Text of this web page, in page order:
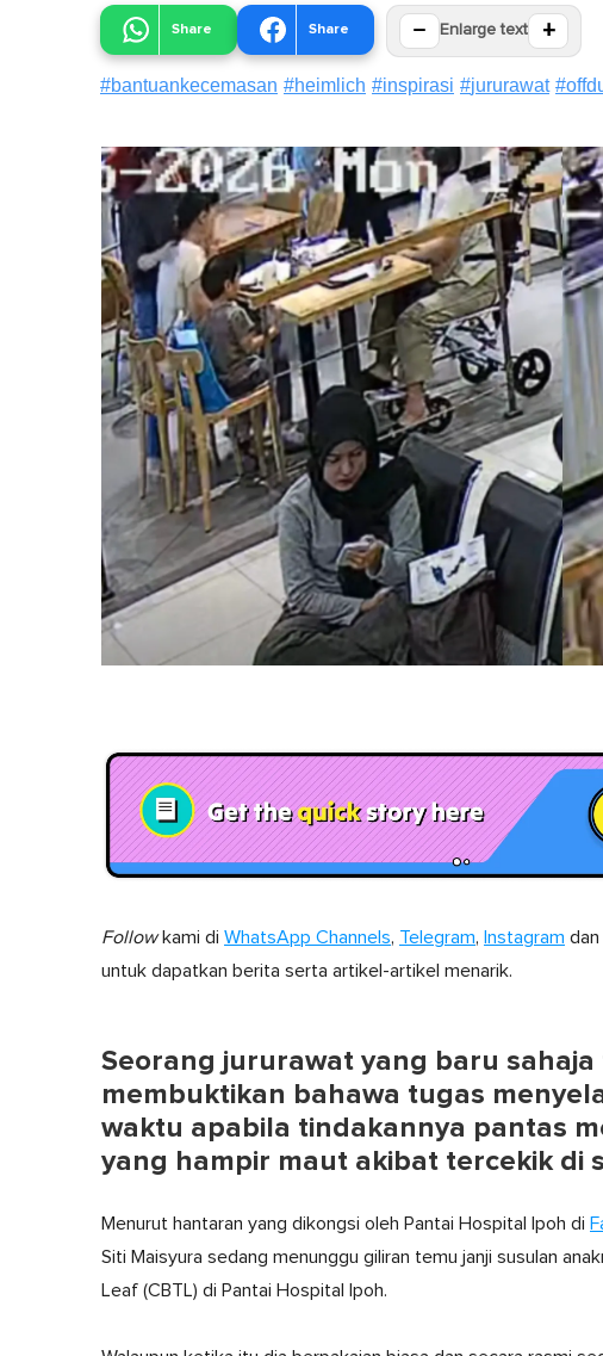
Share Share − Enlarge text +
#bantuankecemasan #heimlich #inspirasi #jururawat #
Followkami di WhatsApp Channels, Telegram, Instagram dan
untuk dapatkan berita serta artikel-artikel menarik.
Seorang jururawat yang baru
membuktikan bahawa tugas
waktu apabila tindakannya pantas
yang hampir maut akibat tercekik di
Menurut hantaran yang dikongsi oleh Pantai Hospital Ipoh di
Siti Maisyura sedang menunggu giliran temu janji susulan
Leaf (CBTL) di Pantai Hospital Ipoh.